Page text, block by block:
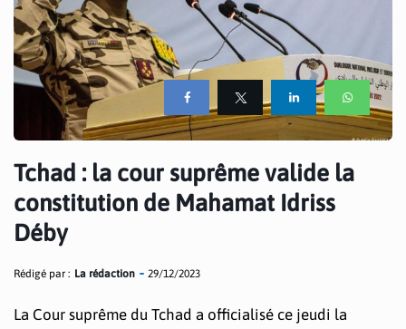
Tchad : la cour suprême valide la
constitution de Mahamat Idriss
Déby
Rédigé par : La rédaction 29/12/2023
La Cour suprême du Tchad a officialisé ce jeudi la